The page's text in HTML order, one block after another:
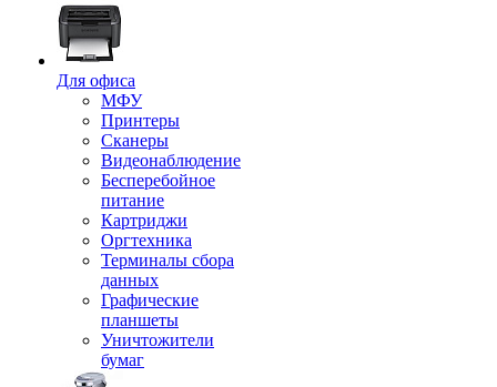
Для офиса
МФУ
Принтеры
Сканеры
Видеонаблюдение
Бесперебойное
питание
Картриджи
Оргтехника
Терминалы сбора
данных
Графические
планшеты
Уничтожители
бумаг